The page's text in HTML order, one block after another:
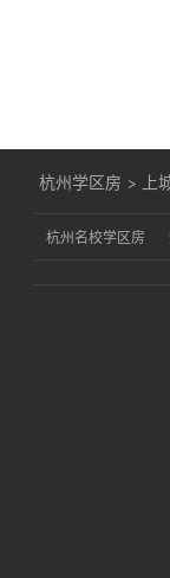
杭州学区房 > 上
杭州名校学区房